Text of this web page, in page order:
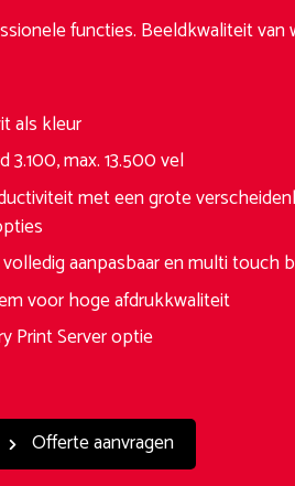
functies. Beeldkwaliteit van
als kleur
3.100, max. 13.500 vel
met een grote
volledig aanpasbaar en multi touch
voor hoge afdrukkwaliteit
Print Server optie
Offerte aanvragen